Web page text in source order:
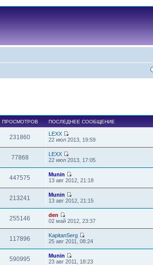
ПРОСМОТРОВ ПОСЛЕДНЕЕ СООБЩЕНИЕ
231860
LEXX
22 июл 2013, 19:59
77868
LEXX
22 июл 2013, 17:05
447575
Munin
13 авг 2012, 21:18
213241
Munin
13 авг 2012, 21:15
255146
den
02 май 2012, 23:37
117896
KapitanSerg
25 авг 2011, 08:24
590995
Munin
23 авг 2011, 18:23